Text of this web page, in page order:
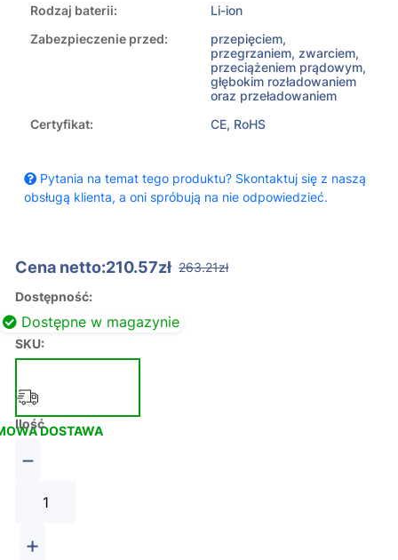
Rodzaj baterii:
Li-ion
Zabezpieczenie przed:
przepięciem,
przegrzaniem, zwarciem,
przeciążeniem prądowym,
głębokim rozładowaniem
oraz przeładowaniem
Certyfikat:
CE, RoHS
Pytania na temat tego produktu? Skontaktuj się z naszą
obsługą klienta, a oni spróbują na nie odpowiedzieć.
Cena netto:210.57zł 263.21zł
Dostępność:
Dostępne w magazynie
SKU:
DOSTAWA
Ilość
−
+